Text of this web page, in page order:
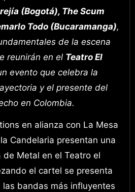
(Bogotá), The Scum
Todo (Bucaramanga),
de la escena
reunirán en el Teatro El
evento que celebra la
y el presente del
en Colombia.
en alianza con La Mesa
Candelaria presentan una
de Metal en el Teatro el
el cartel se presenta
las bandas más influyentes